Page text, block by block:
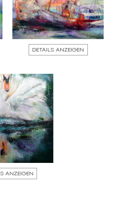
DETAILS ANZEIGEN
ANZEIGEN